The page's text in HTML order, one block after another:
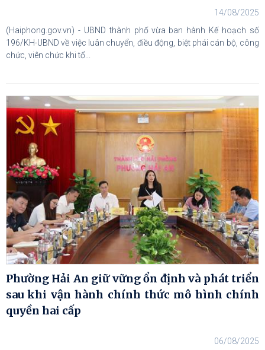
14/08/2025
(Haiphong.gov.vn) - UBND thành phố vừa ban hành Kế hoạch số
196/KH-UBND về việc luân chuyển, điều động, biệt phái cán bộ, công
chức, viên chức khi tổ...
Phường Hải An giữ vững ổn định và phát triển
sau khi vận hành chính thức mô hình chính
quyền hai cấp
06/08/2025